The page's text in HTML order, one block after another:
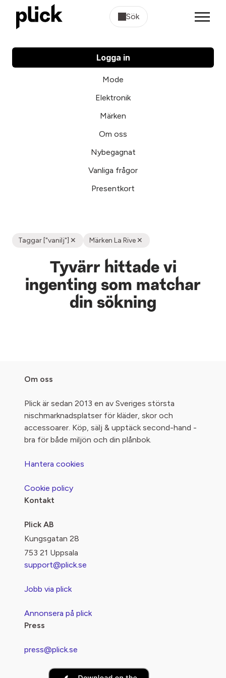
Sök
Logga in
Mode
Elektronik
Märken
Om oss
Nybegagnat
Vanliga frågor
Presentkort
Taggar ["vanilj"] Märken La Rive
Tyvärr hittade vi
ingenting som matchar
din sökning
Om oss
Plick är sedan 2013 en av Sveriges största
nischmarknadsplatser för kläder, skor och
accessoarer. Köp, sälj & upptäck second-hand -
bra för både miljön och din plånbok.
Hantera cookies
Cookie policy
Kontakt
Plick AB
Kungsgatan 28
753 21 Uppsala
support@plick.se
Jobb via plick
Annonsera på plick
Press
press@plick.se